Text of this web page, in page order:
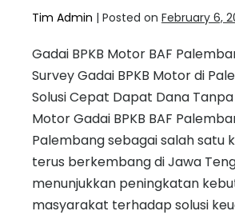
Tim Admin | Posted on February 6,
Gadai BPKB Motor BAF
Survey Gadai BPKB Motor di
Solusi Cepat Dapat Dana
Motor Gadai BPKB BAF
Palembang sebagai salah satu
terus berkembang di Jawa
menunjukkan peningkatan
masyarakat terhadap solusi